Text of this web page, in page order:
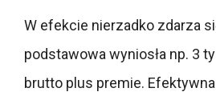
W efekcie nierzadko zdarza
podstawowa wyniosła np. 3
brutto plus premie.